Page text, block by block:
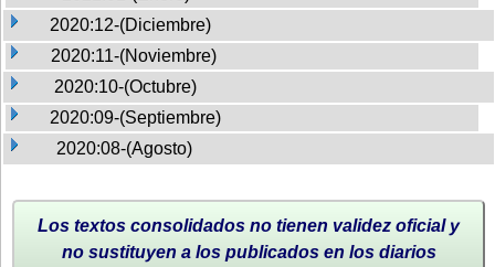
2020:12-(Diciembre)
2020:11-(Noviembre)
2020:10-(Octubre)
2020:09-(Septiembre)
2020:08-(Agosto)
Los textos consolidados no tienen validez oficial y
no sustituyen a los publicados en los diarios